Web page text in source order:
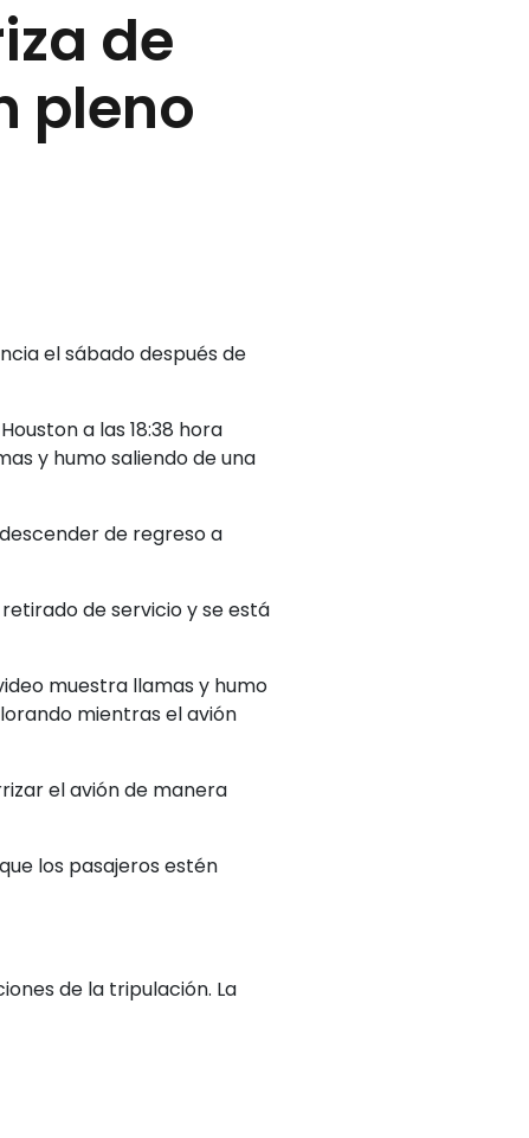
de
pleno
el sábado después de
a las 18:38 hora
y humo saliendo de una
de regreso a
de servicio y se está
muestra llamas y humo
mientras el avión
el avión de manera
los pasajeros estén
de la tripulación. La